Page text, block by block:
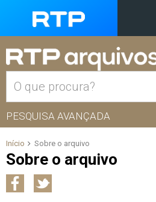
PESQUISA AVANÇADA
Início Sobre o arquivo
Sobre o arquivo